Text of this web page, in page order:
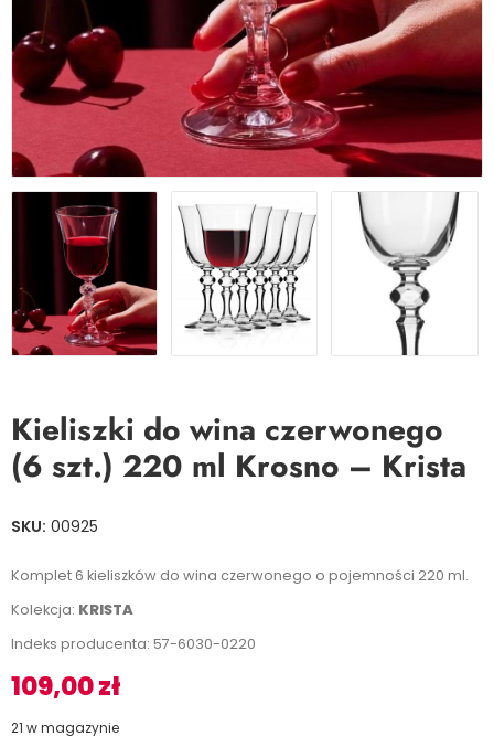
Kieliszki do wina czerwonego
(6 szt.) 220 ml Krosno – Krista
SKU: 00925
Komplet 6 kieliszków do wina czerwonego o pojemności 220 ml.
Kolekcja: KRISTA
Indeks producenta: 57-6030-0220
109,00zł
21 w magazynie